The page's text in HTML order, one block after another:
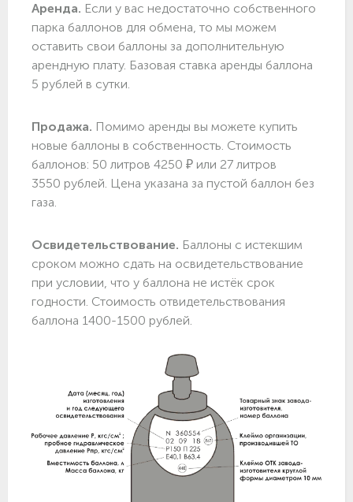
Аренда. Если у вас недостаточно собственного
парка баллонов для обмена, то мы можем
оставить свои баллоны за дополнительную
арендную плату. Базовая ставка аренды баллона
5 рублей в сутки.
Продажа. Помимо аренды вы можете купить
новые баллоны в собственность. Стоимость
баллонов: 50 литров 4250 ₽ или 27 литров
3550 рублей. Цена указана за пустой баллон без
газа.
Освидетельствование. Баллоны с истекшим
сроком можно сдать на освидетельствование
при условии, что у баллона не истёк срок
годности. Стоимость отвидетельствования
баллона 1400-1500 рублей.